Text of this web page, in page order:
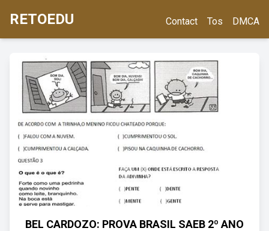
RETOEDU Contact Tos DMCA
BEL CARDOZO: PROVA BRASIL SAEB 2º ANO